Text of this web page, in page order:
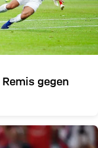
gegen